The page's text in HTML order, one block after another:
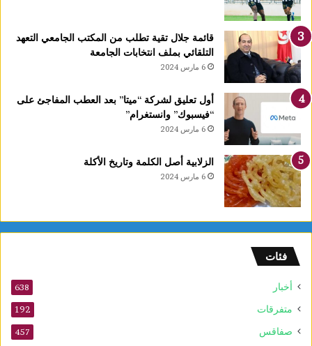
ا
ت
ب
ت
ي
قائمة جلال تقية تطلب من المكتب الجامعي التعهد
التلقائي بملف انتخابات الجامعة
6 مارس 2024
أول تعليق لشركة “ميتا” بعد العطب المفاجئ على
“فيسبوك” وانستغرام”
6 مارس 2024
الزلابية أصل الكلمة وتاريخ الأكلة
6 مارس 2024
فئات
أخبار 638
متفرقات 192
صفاقس 457